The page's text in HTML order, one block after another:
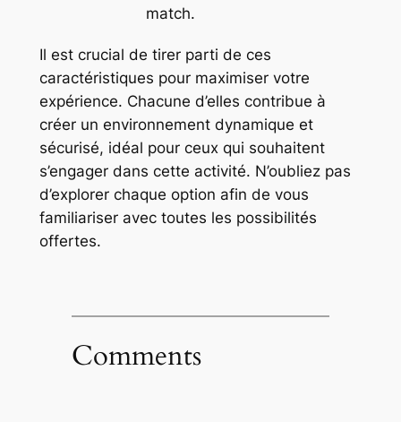
match.
Il est crucial de tirer parti de ces
caractéristiques pour maximiser votre
expérience. Chacune d’elles contribue à
créer un environnement dynamique et
sécurisé, idéal pour ceux qui souhaitent
s’engager dans cette activité. N’oubliez pas
d’explorer chaque option afin de vous
familiariser avec toutes les possibilités
offertes.
Comments